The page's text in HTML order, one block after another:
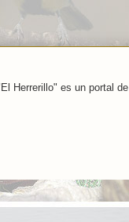
Herrerillo" es un portal de